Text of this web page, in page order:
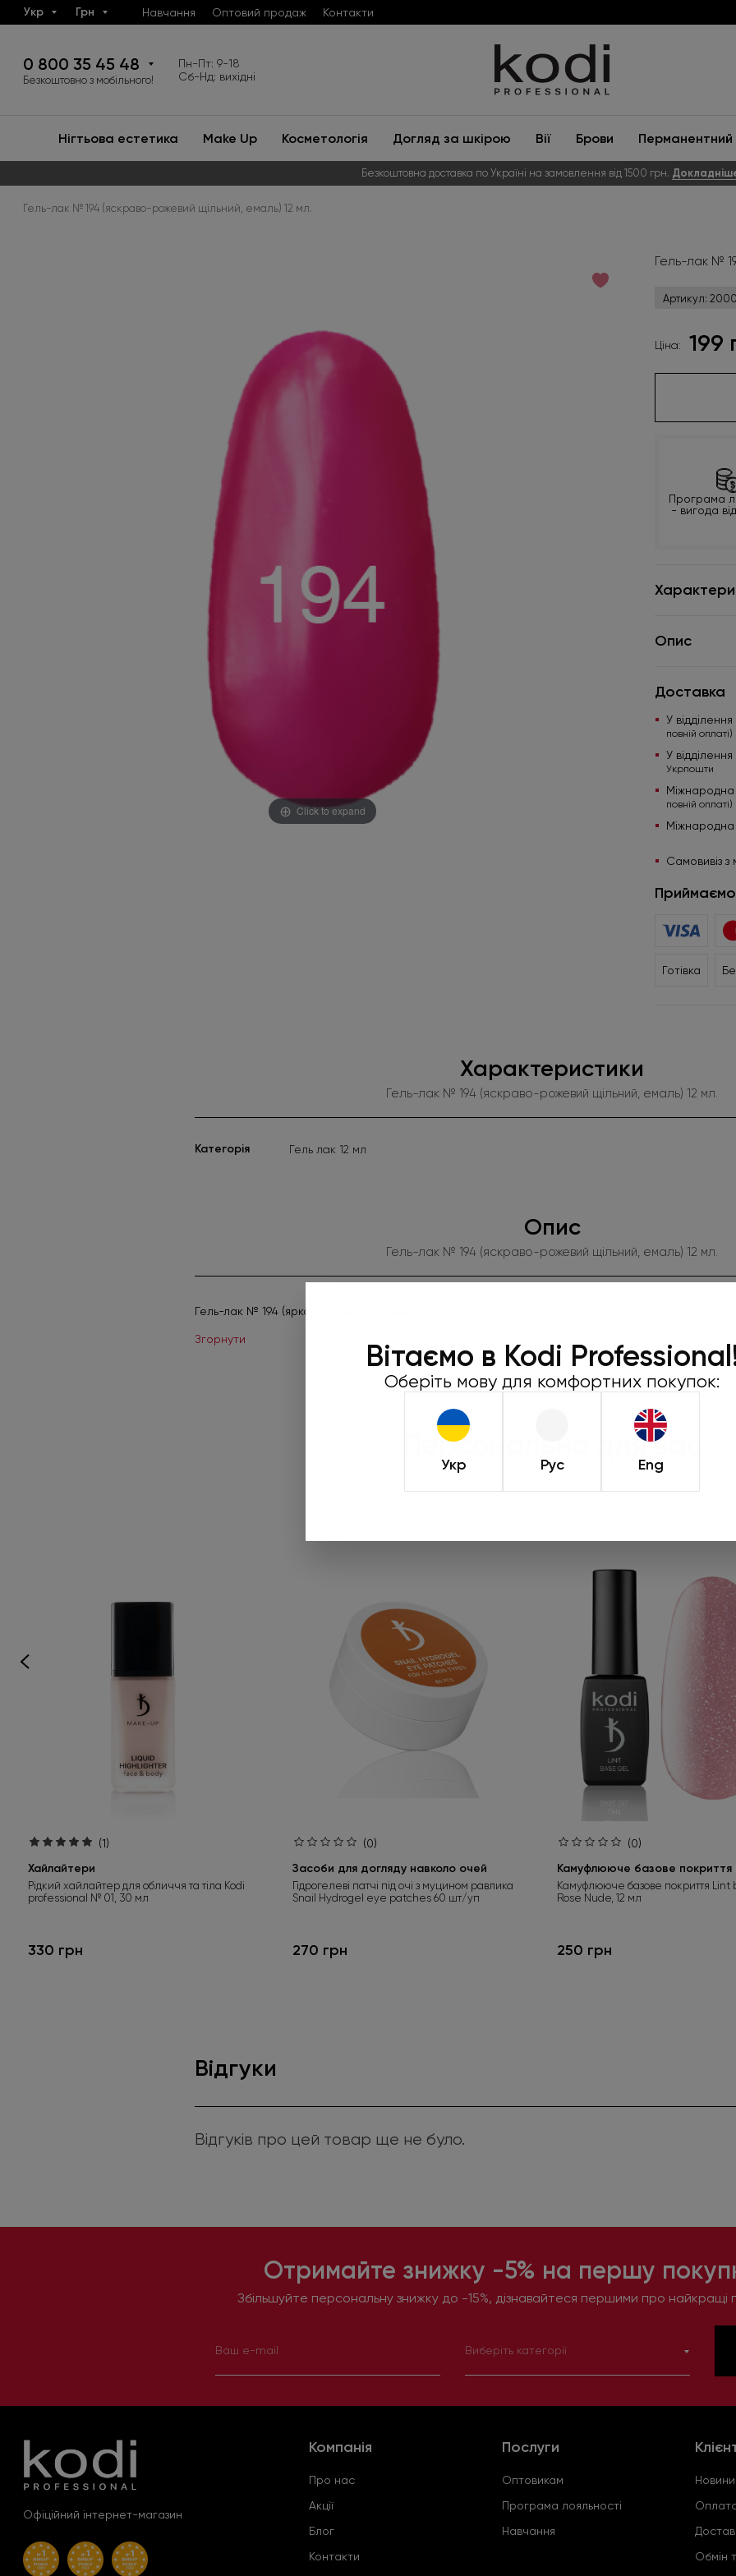
Вітаємо в Kodi
Оберіть мову для комфортних покупок:
Укр Рус Eng
Укр Грн Навчання Оптовий продаж Контакти
0 800 35 45 48
Безкоштовно з мобільного!
Пн-Пт: 9-18
Сб-Нд: вихідні
Нігтьова естетика Make Up Косметологія Догляд за шкірою Вії Брови Перманентний
Безкоштовна доставка по Україні на замовлення від 1500 грн.
Гель-лак № 194 (яскраво-рожевий щільний, емаль) 12 мл.
Click to expand
Гель-лак №
Артикул:
Ціна: 199
Програма
- вигода
Опис
Доставка
У
повній оплаті)
У
Укрпошти
Міжнародна
повній оплаті)
Міжнародна
Самовивіз з
Готівка
Характеристики
Гель-лак № 194 (яскраво-рожевий щільний, емаль) 12 мл.
Категорія Гель лак 12 мл
Опис
Гель-лак № 194 (яскраво-рожевий щільний, емаль) 12 мл.
Гель-лак № 194 (ярко-розовый плотный, эмаль) 12 мл.
Згорнути
Персонально для вас
(1)
Хайлайтери
Рідкий хайлайтер для обличчя та тіла Kodi
professional № 01, 30 мл
330 грн
(0)
Засоби для догляду навколо очей
Гідрогелеві патчі під очі з муцином равлика
Snail Hydrogel eye patches 60 шт/уп
270 грн
(0)
Камуфлююче базове покриття
Камуфлююче базове покриття Lint
Rose Nude, 12 мл
250 грн
Відгуки
Відгуків про цей товар ще не було.
Отримайте знижку -5% на першу
Збільшуйте персональну знижку до -15%, дізнавайтеся першими про найкращі
Виберіть категорії
Офіційний інтернет-магазин
Компанія
Про нас
Акції
Блог
Контакти
Послуги
Оптовикам
Програма лояльності
Навчання
Новини
Обмін
Робіть
450 грн та
Під час
натиснути